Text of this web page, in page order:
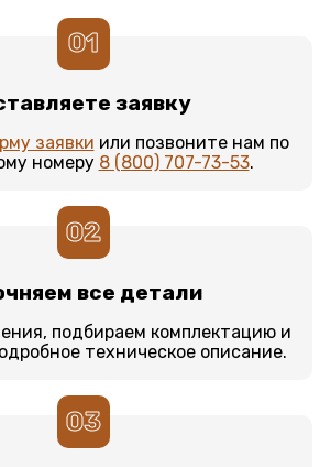
01
заявку
заявки или позвоните нам по
номеру 8 (800) 707-73-53.
02
все детали
подбираем комплектацию и
техническое описание.
03